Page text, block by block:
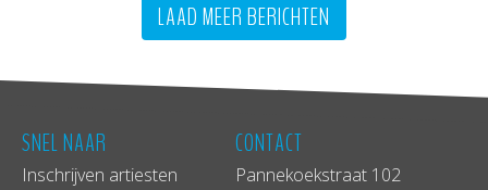
LAAD MEER BERICHTEN
SNEL NAAR
Inschrijven artiesten
CONTACT
Pannekoekstraat 102